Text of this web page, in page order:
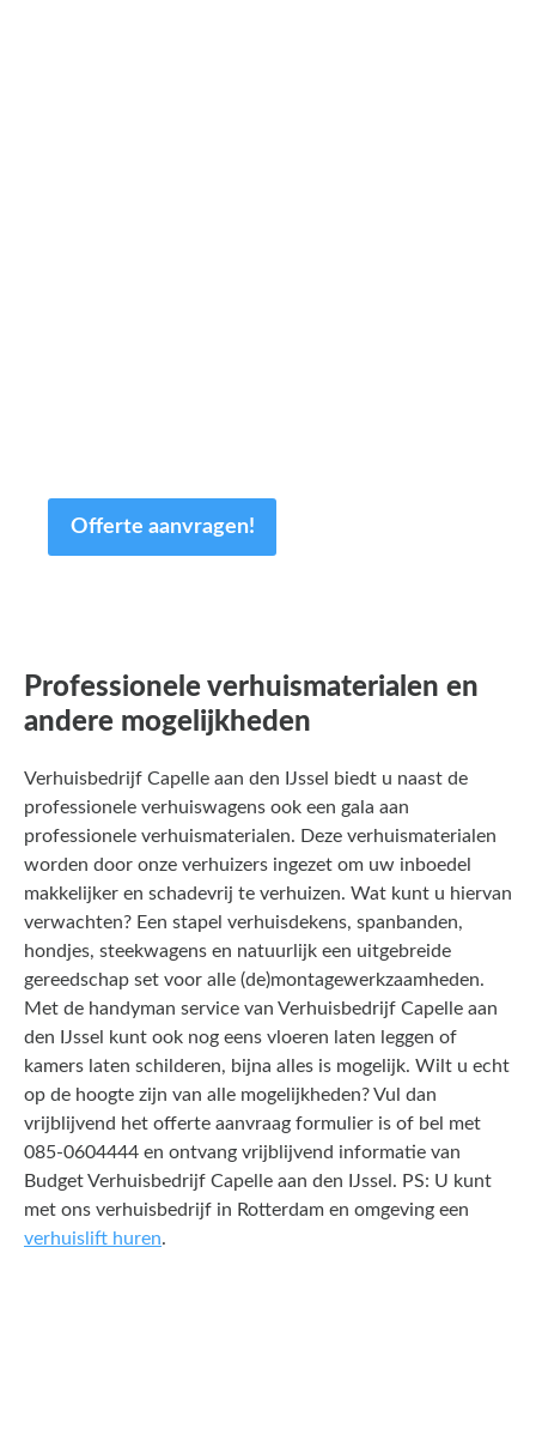
Offerte aanvragen!
Professionele verhuismaterialen en
andere mogelijkheden
Verhuisbedrijf Capelle aan den IJssel biedt u naast de
professionele verhuiswagens ook een gala aan
professionele verhuismaterialen. Deze verhuismaterialen
worden door onze verhuizers ingezet om uw inboedel
makkelijker en schadevrij te verhuizen. Wat kunt u hiervan
verwachten? Een stapel verhuisdekens, spanbanden,
hondjes, steekwagens en natuurlijk een uitgebreide
gereedschap set voor alle (de)montagewerkzaamheden.
Met de handyman service van Verhuisbedrijf Capelle aan
den IJssel kunt ook nog eens vloeren laten leggen of
kamers laten schilderen, bijna alles is mogelijk. Wilt u echt
op de hoogte zijn van alle mogelijkheden? Vul dan
vrijblijvend het offerte aanvraag formulier is of bel met
085-0604444 en ontvang vrijblijvend informatie van
Budget Verhuisbedrijf Capelle aan den IJssel. PS: U kunt
met ons verhuisbedrijf in Rotterdam en omgeving een
verhuislift huren.